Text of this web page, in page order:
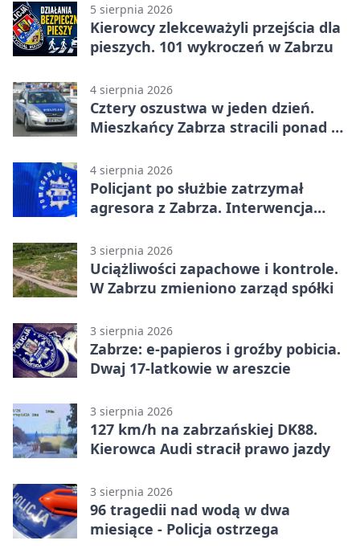
5 sierpnia 2026
Kierowcy zlekceważyli przejścia dla
pieszych. 101 wykroczeń w Zabrzu
4 sierpnia 2026
Cztery oszustwa w jeden dzień.
Mieszkańcy Zabrza stracili ponad 6
4 sierpnia 2026
Policjant po służbie zatrzymał
agresora z Zabrza. Interwencja
3 sierpnia 2026
Uciążliwości zapachowe i kontrole.
W Zabrzu zmieniono zarząd spółki
3 sierpnia 2026
Zabrze: e-papieros i groźby pobicia.
Dwaj 17-latkowie w areszcie
3 sierpnia 2026
127 km/h na zabrzańskiej DK88.
Kierowca Audi stracił prawo jazdy
3 sierpnia 2026
96 tragedii nad wodą w dwa
miesiące - Policja ostrzega